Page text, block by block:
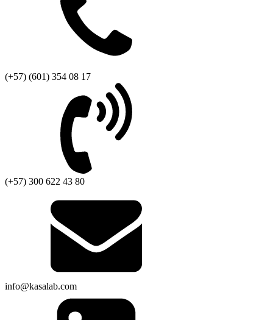
(+57) (601) 354 08 17
(+57) 300 622 43 80
info@kasalab.com